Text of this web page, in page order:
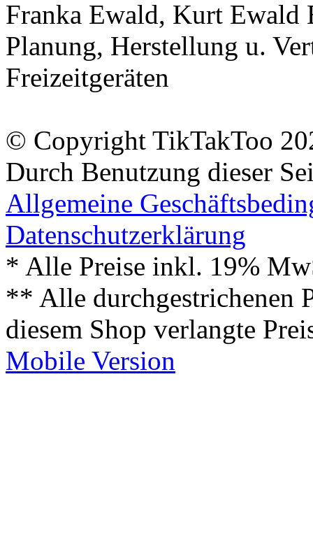
Franka Ewald, Kurt Ewald
Planung, Herstellung u.
Freizeitgeräten
© Copyright TikTakToo
Durch Benutzung dieser
Allgemeine
Datenschutzerklärung
* Alle Preise inkl. 19%
** Alle durchgestrichenen
diesem Shop verlangte
Mobile Version